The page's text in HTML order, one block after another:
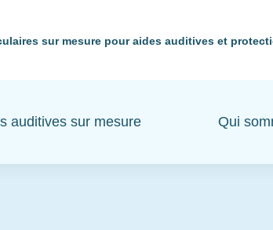
sur mesure pour aides auditives et
auditives sur mesure Qui